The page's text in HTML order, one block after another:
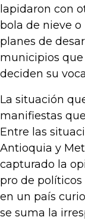
lapidaron con
bola de nieve
planes de
municipios
deciden su
La situación
manifiestas
Entre las
Antioquia y
capturado la
pro de
en un país
se suma la